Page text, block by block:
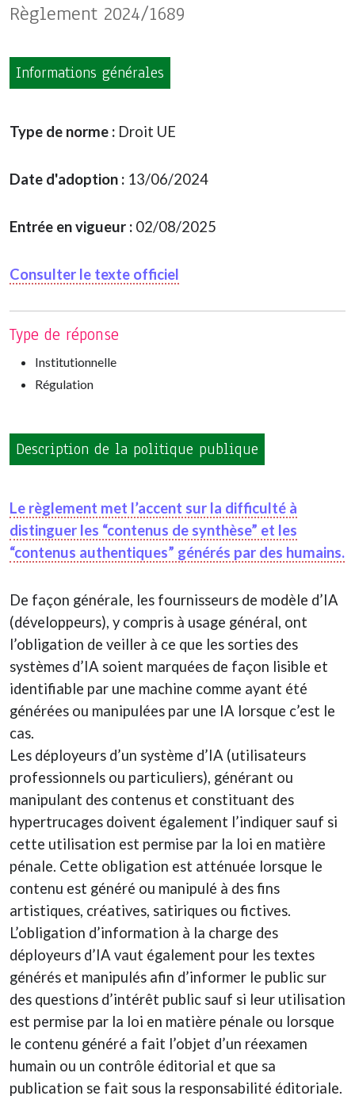
Règlement 2024/1689
Informations générales
Type de norme : Droit UE
Date d'adoption : 13/06/2024
Entrée en vigueur : 02/08/2025
Consulter le texte officiel
Type de réponse
Institutionnelle
Régulation
Description de la politique publique
Le règlement met l’accent sur la difficulté à
distinguer les “contenus de synthèse” et les
“contenus authentiques” générés par des humains.
De façon générale, les fournisseurs de modèle d’IA
(développeurs), y compris à usage général, ont
l’obligation de veiller à ce que les sorties des
systèmes d’IA soient marquées de façon lisible et
identifiable par une machine comme ayant été
générées ou manipulées par une IA lorsque c’est le
cas.
Les déployeurs d’un système d’IA (utilisateurs
professionnels ou particuliers), générant ou
manipulant des contenus et constituant des
hypertrucages doivent également l’indiquer sauf si
cette utilisation est permise par la loi en matière
pénale. Cette obligation est atténuée lorsque le
contenu est généré ou manipulé à des fins
artistiques, créatives, satiriques ou fictives.
L’obligation d’information à la charge des
déployeurs d’IA vaut également pour les textes
générés et manipulés afin d’informer le public sur
des questions d’intérêt public sauf si leur utilisation
est permise par la loi en matière pénale ou lorsque
le contenu généré a fait l’objet d’un réexamen
humain ou un contrôle éditorial et que sa
publication se fait sous la responsabilité éditoriale.